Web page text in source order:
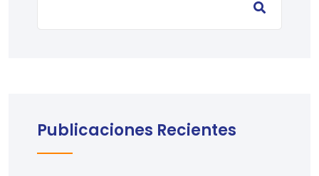
Publicaciones Recientes